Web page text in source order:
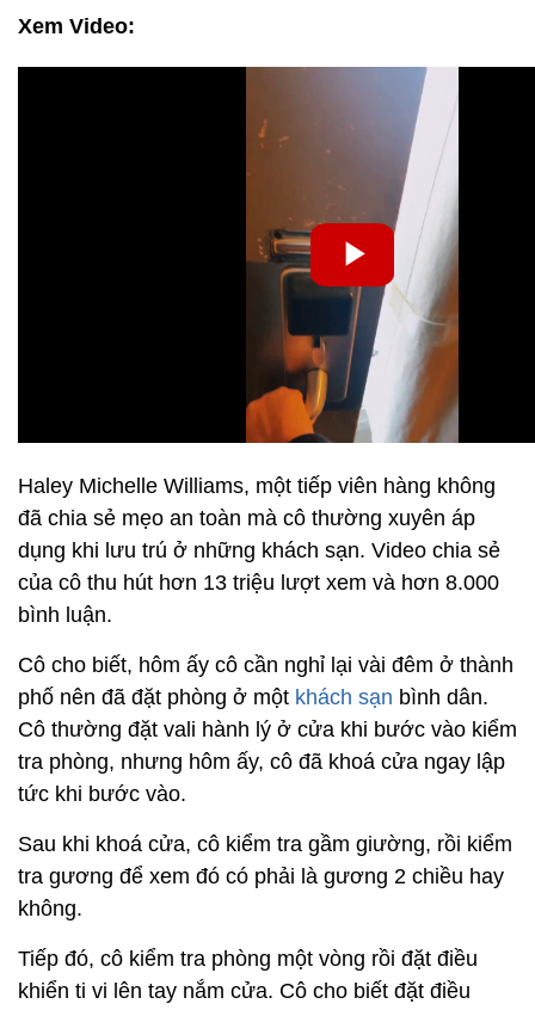
Xem Video:
Haley Michelle Williams, một tiếp viên hàng không
đã chia sẻ mẹo an toàn mà cô thường xuyên áp
dụng khi lưu trú ở những khách sạn. Video chia sẻ
của cô thu hút hơn 13 triệu lượt xem và hơn 8.000
bình luận.
Cô cho biết, hôm ấy cô cần nghỉ lại vài đêm ở thành
phố nên đã đặt phòng ở một khách sạn bình dân.
Cô thường đặt vali hành lý ở cửa khi bước vào kiểm
tra phòng, nhưng hôm ấy, cô đã khoá cửa ngay lập
tức khi bước vào.
Sau khi khoá cửa, cô kiểm tra gầm giường, rồi kiểm
tra gương để xem đó có phải là gương 2 chiều hay
không.
Tiếp đó, cô kiểm tra phòng một vòng rồi đặt điều
khiển ti vi lên tay nắm cửa. Cô cho biết đặt điều